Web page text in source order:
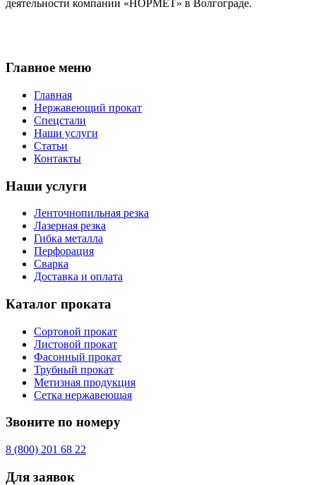
деятельности компании «НОРМЕТ» в Волгограде.
Главное меню
Главная
Нержавеющий прокат
Спецстали
Наши услуги
Статьи
Контакты
Наши услуги
Ленточнопильная резка
Лазерная резка
Гибка металла
Перфорация
Сварка
Доставка и оплата
Каталог проката
Сортовой прокат
Листовой прокат
Фасонный прокат
Трубный прокат
Метизная продукция
Сетка нержавеющая
Звоните по номеру
8 (800) 201 68 22
Для заявок